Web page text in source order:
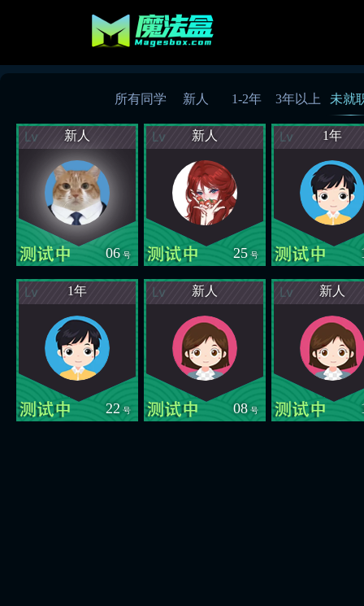
所有同学 新人 1-2年 3年以上 未就
新人
06 号
新人
25 号
1年
1年
22 号
新人
08 号
新人